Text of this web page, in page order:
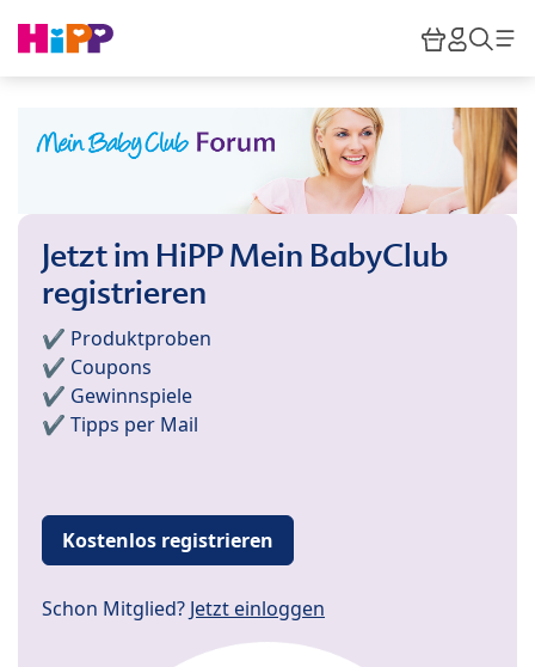
HiPP
Jetzt im HiPP Mein BabyClub
registrieren
✔️ Produktproben
✔️ Coupons
✔️ Gewinnspiele
✔️ Tipps per Mail
Kostenlos registrieren
Schon Mitglied? Jetzt einloggen